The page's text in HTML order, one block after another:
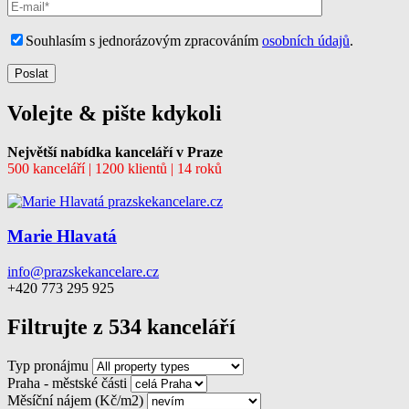
Souhlasím s jednorázovým zpracováním osobních údajů.
Volejte & pište kdykoli
Největší nabídka kanceláří v Praze
500 kanceláří | 1200 klientů | 14 roků
Marie Hlavatá
info@prazskekancelare.cz
+420 773 295 925
Filtrujte z 534 kanceláří
Typ pronájmu
Praha - městské části
Měsíční nájem (Kč/m2)